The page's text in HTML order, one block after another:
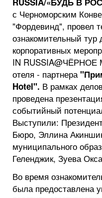
с Черноморским
"Фордевинд", провел
ознакомительный тур
корпоративных
IN RUSSIA@ЧЁРНОЕ
отеля - партнера
Hotel". В рамках
проведена
событийный
Выступили:
Бюро, Эллина
муниципального
Геленджик, Зуева
Во время
была предоставлена